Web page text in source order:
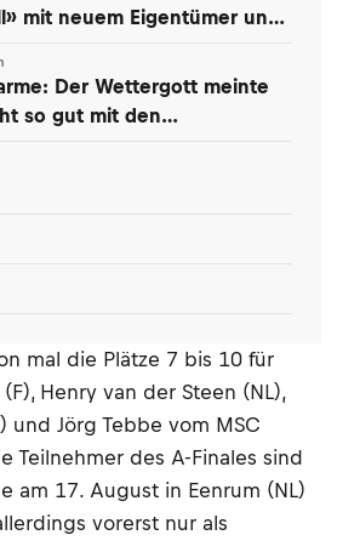
mit neuem Eigentümer und
Der Wettergott meinte
so gut mit den
mal die Plätze 7 bis 10 für
Henry van der Steen (NL),
und Jörg Tebbe vom MSC
Teilnehmer des A-Finales sind
am 17. August in Eenrum (NL)
vorerst nur als